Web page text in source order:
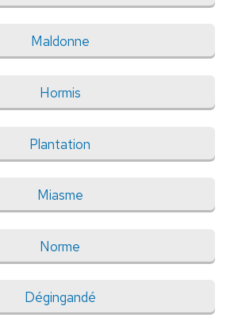
Maldonne
Hormis
Plantation
Miasme
Norme
Dégingandé